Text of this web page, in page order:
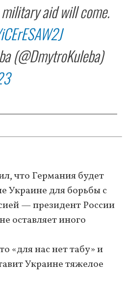
aid will come.
(@DmytroKuleba)
что Германия будет
Украине для борьбы с
— президент России
оставляет иного
«для нас нет табу» и
Украине тяжелое